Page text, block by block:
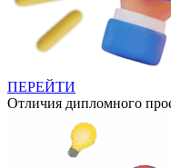
ПЕРЕЙТИ
Отличия дипломного